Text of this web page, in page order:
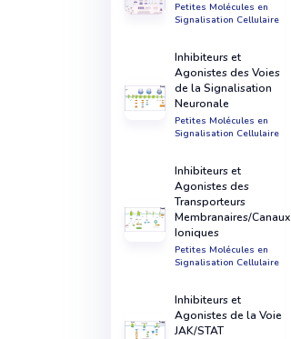
Petites Molécules en
Signalisation Cellulaire
Inhibiteurs et
Agonistes des Voies
de la Signalisation
Neuronale
Petites Molécules en
Signalisation Cellulaire
Inhibiteurs et
Agonistes des
Transporteurs
Membranaires/Canaux
Ioniques
Petites Molécules en
Signalisation Cellulaire
Inhibiteurs et
Agonistes de la Voie
JAK/STAT